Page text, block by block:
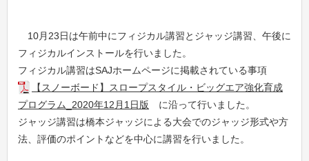
10月23日は午前中にフィジカル講習とジャッジ講習、午後に
フィジカルインストールを行いました。
フィジカル講習はSAJホームページに掲載されている事項
【スノーボード】スロープスタイル・ビッグエア強化育成
プログラム_2020年12月1日版 に沿って行いました。
ジャッジ講習は橋本ジャッジによる大会でのジャッジ形式や方
法、評価のポイントなどを中心に講習を行いました。